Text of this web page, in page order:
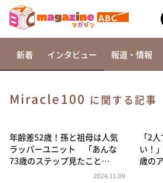
相席食堂
これ余談なんですけど・・・
～人生密着トークバラエティ！
新着 インタビュー 報道・情報
Miracle100 に関する記事
年齢差52歳！孫と祖母は人気
ラッパーユニット 「あんな
73歳のステップ見たこと…
2024.11.09
「2
い！
歳の